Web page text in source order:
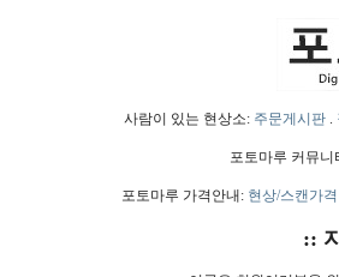
사람이 있는 현상소: 주문게시판.
포토마루 커뮤
포토마루 가격안내: 현상/스캔가격
::